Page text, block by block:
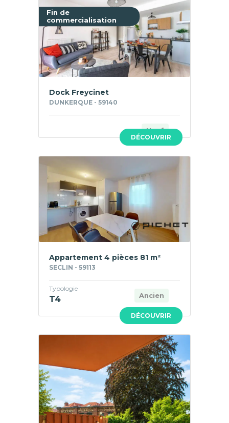
Fin de
commercialisation
DÉCOUVRIR
Dock Freycinet
DUNKERQUE - 59140
Neuf
DÉCOUVRIR
Appartement 4 pièces 81 m²
SECLIN - 59113
Ancien
Typologie
T4